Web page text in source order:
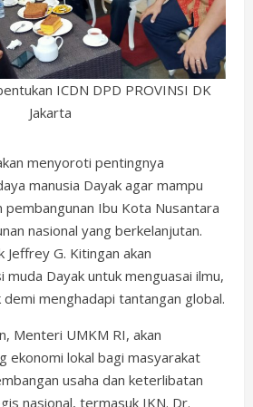
ICDN DPD PROVINSI DK
Jakarta
menyoroti pentingnya
manusia Dayak agar mampu
Ibu Kota Nusantara
nasional yang berkelanjutan.
G. Kitingan akan
Dayak untuk menguasai ilmu,
menghadapi tantangan global.
Menteri UMKM RI, akan
ekonomi lokal bagi masyarakat
usaha dan keterlibatan
nasional, termasuk IKN. Dr.